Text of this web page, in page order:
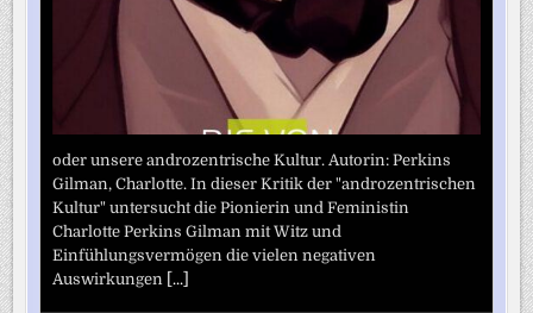
oder unsere androzentrische Kultur. Autorin: Perkins
Gilman, Charlotte. In dieser Kritik der "androzentrischen
Kultur" untersucht die Pionierin und Feministin
Charlotte Perkins Gilman mit Witz und
Einfühlungsvermögen die vielen negativen
Auswirkungen [...]